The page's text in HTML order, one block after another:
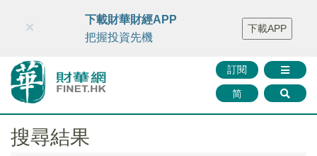
財華智庫網 FINTV FINMETA 財華證券 媒體矩陣
智庫沙龍
聯絡我們
訂閱
简
×
下載財華財經APP
把握投資先機
下載APP
搜尋結果